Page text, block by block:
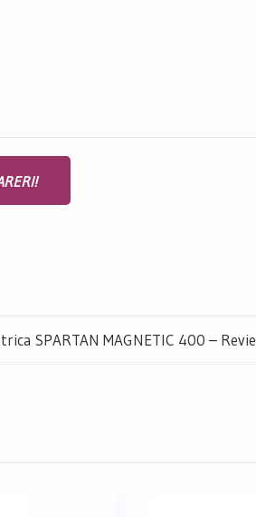
SPARTAN MAGNETIC 400 –